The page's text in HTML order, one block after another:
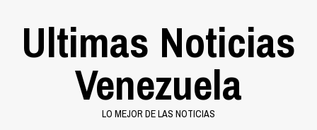
Ultimas Noticias
Venezuela
LO MEJOR DE LAS NOTICIAS